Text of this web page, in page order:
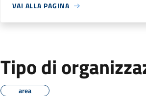
VAI ALLA PAGINA
Tipo di
area